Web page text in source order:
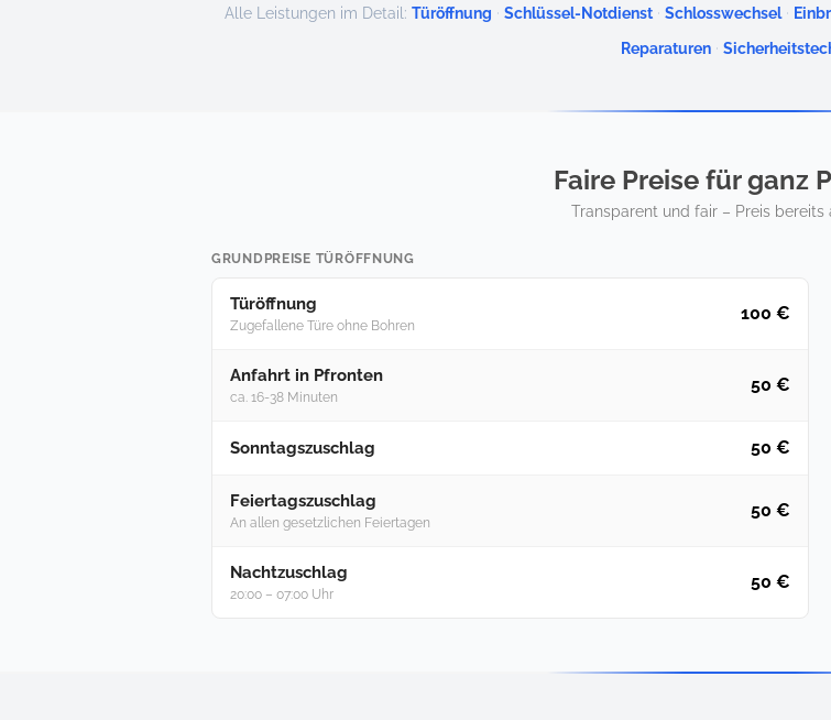
Alle Leistungen im Detail: Türöffnung · Schlüssel-Notdienst · Schlosswechsel ·
Reparaturen ·
Faire Preise für ganz
Transparent und fair – Preis bereits
GRUNDPREISE TÜRÖFFNUNG
Türöffnung
Zugefallene Türe ohne Bohren
100 €
Anfahrt in Pfronten
ca. 16-38 Minuten
50 €
Sonntagszuschlag 50 €
Feiertagszuschlag
An allen gesetzlichen Feiertagen
50 €
Nachtzuschlag
20:00 – 07:00 Uhr
50 €